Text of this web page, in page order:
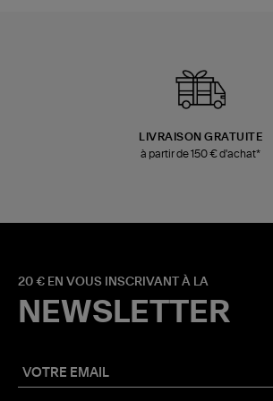
LIVRAISON GRATUITE
à partir de 150 € d'achat*
20 € EN VOUS INSCRIVANT À LA
NEWSLETTER